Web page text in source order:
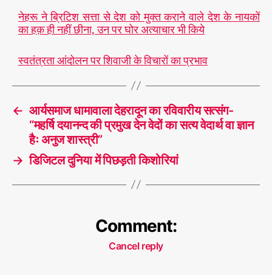
नेहरू ने ब्रिटिश सत्ता से देश को मुक्त कराने वाले देश के नायकों
का हक़ ही नहीं छीना, उन पर घोर अत्याचार भी किये
स्वतंत्रता आंदोलन पर शिवाजी के विचारों का प्रभाव
← आर्यसमाज धामावाला देहरादून का रविवारीय सत्संग-
“महर्षि दयानन्द की प्रमुख देन वेदों का सत्य वेदार्थ वा ज्ञान
हैः अनुज शास्त्री”
→ डिजिटल दुनिया में पिछड़ती किशोरियां
Comment:
Cancel reply